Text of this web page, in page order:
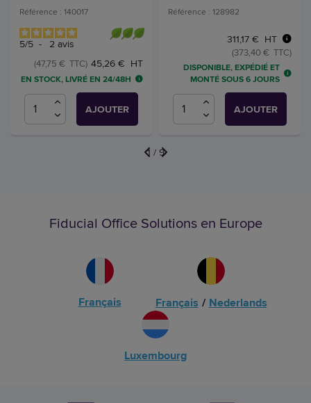
Référence : 140017
5/5 - 2 avis
45,26 € HT
(47,75 € TTC)
EN STOCK, LIVRÉ EN 24/48H
AJOUTER
Référence : 128982
311,17 € HT
(373,40 € TTC)
DISPONIBLE, EXPÉDIÉ ET
MONTÉ SOUS 6 JOURS
AJOUTER
1 / 9
Fiducial Office Solutions en Europe
Français Français / Nederlands
Luxembourg